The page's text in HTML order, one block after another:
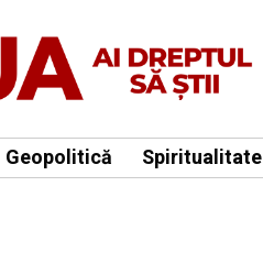
Geopolitică Spiritualitate